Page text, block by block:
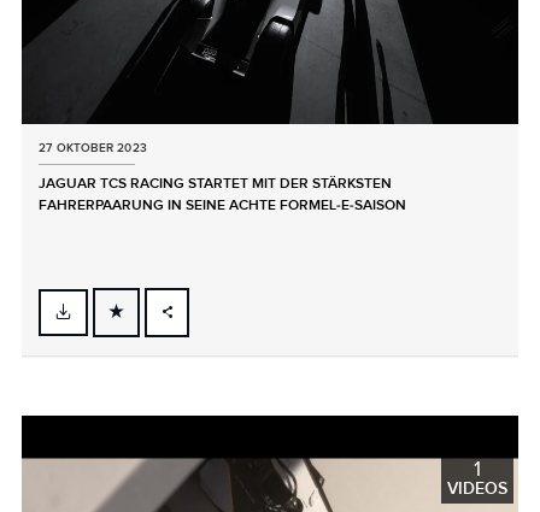
27 OKTOBER 2023
JAGUAR TCS RACING STARTET MIT DER STÄRKSTEN
FAHRERPAARUNG IN SEINE ACHTE FORMEL‑E‑SAISON
FACEBOOK
LINKEDIN
SHARE 1
VIDEOS